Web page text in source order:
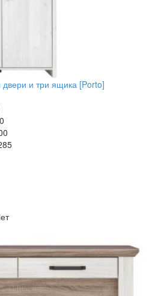
и три ящика [Porto]